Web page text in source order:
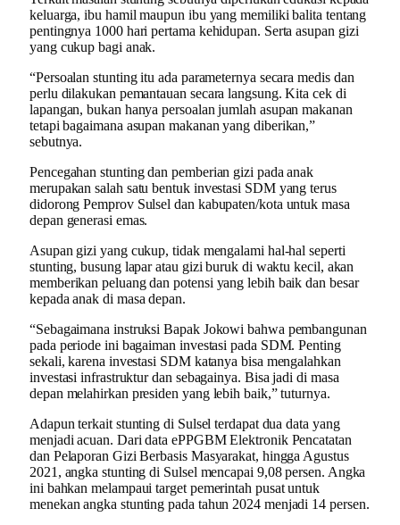
keluarga, ibu hamil maupun ibu yang memiliki balita tentang
pentingnya 1000 hari pertama kehidupan. Serta asupan gizi
yang cukup bagi anak.
“Persoalan stunting itu ada parameternya secara medis dan
perlu dilakukan pemantauan secara langsung. Kita cek di
lapangan, bukan hanya persoalan jumlah asupan makanan
tetapi bagaimana asupan makanan yang diberikan,”
sebutnya.
Pencegahan stunting dan pemberian gizi pada anak
merupakan salah satu bentuk investasi SDM yang terus
didorong Pemprov Sulsel dan kabupaten/kota untuk masa
depan generasi emas.
Asupan gizi yang cukup, tidak mengalami hal-hal seperti
stunting, busung lapar atau gizi buruk di waktu kecil, akan
memberikan peluang dan potensi yang lebih baik dan besar
kepada anak di masa depan.
“Sebagaimana instruksi Bapak Jokowi bahwa pembangunan
pada periode ini bagaiman investasi pada SDM. Penting
sekali, karena investasi SDM katanya bisa mengalahkan
investasi infrastruktur dan sebagainya. Bisa jadi di masa
depan melahirkan presiden yang lebih baik,” tuturnya.
Adapun terkait stunting di Sulsel terdapat dua data yang
menjadi acuan. Dari data ePPGBM Elektronik Pencatatan
dan Pelaporan Gizi Berbasis Masyarakat, hingga Agustus
2021, angka stunting di Sulsel mencapai 9,08 persen. Angka
ini bahkan melampaui target pemerintah pusat untuk
menekan angka stunting pada tahun 2024 menjadi 14 persen.